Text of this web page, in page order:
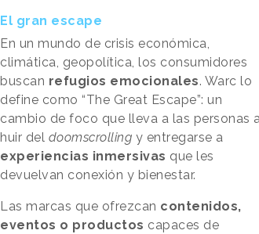
El gran escape
En un mundo de crisis económica,
climática, geopolítica, los consumidores
buscan refugios emocionales. Warc lo
define como “The Great Escape”: un
cambio de foco que lleva a las personas
huir del doomscrolling y entregarse a
experiencias inmersivas que les
devuelvan conexión y bienestar.
Las marcas que ofrezcan contenidos,
eventos o productos capaces de